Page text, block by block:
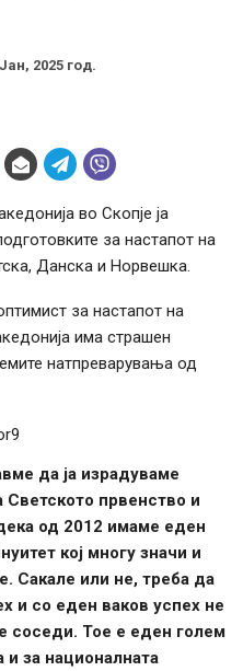
2025 год.
во Скопје ја
за настапот на
Данска и Норвешка.
за настапот на
има страшен
натпреварувања од
да ја израдуваме
Светското првенство и
од 2012 имаме еден
кој многу значи и
Сакале или не, треба да
и со еден ваков успех не
соседи. Тое е еден голем
и за националната